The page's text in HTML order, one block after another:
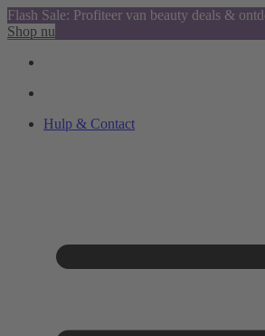
Flash Sale: Profiteer van beauty deals &
Shop nu
Hulp & Contact